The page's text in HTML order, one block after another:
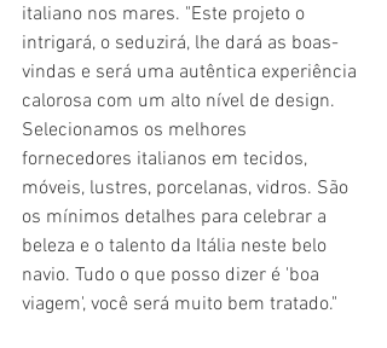
italiano nos mares. "Este projeto o
intrigará, o seduzirá, lhe dará as boas-
vindas e será uma autêntica experiência
calorosa com um alto nível de design.
Selecionamos os melhores
fornecedores italianos em tecidos,
móveis, lustres, porcelanas, vidros. São
os mínimos detalhes para celebrar a
beleza e o talento da Itália neste belo
navio. Tudo o que posso dizer é 'boa
viagem', você será muito bem tratado."